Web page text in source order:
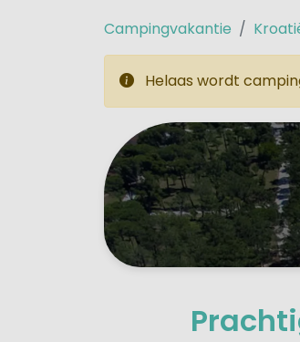
Campingvakantie
Helaas wordt